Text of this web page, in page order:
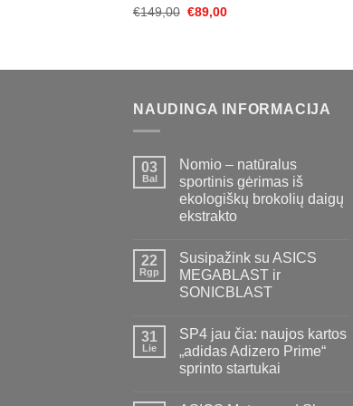
€149,00 Original
€89,00Current
NAUDINGA INFORMACIJA
03
Bal
Nomio – natūralus
sportinis gėrimas iš
ekologiškų brokolių daigų
ekstrakto
22
Rgp
Susipažink su ASICS
MEGABLAST ir
SONICBLAST
31
Lie
SP4 jau čia: naujos kartos
„adidas Adizero Prime“
sprinto startukai